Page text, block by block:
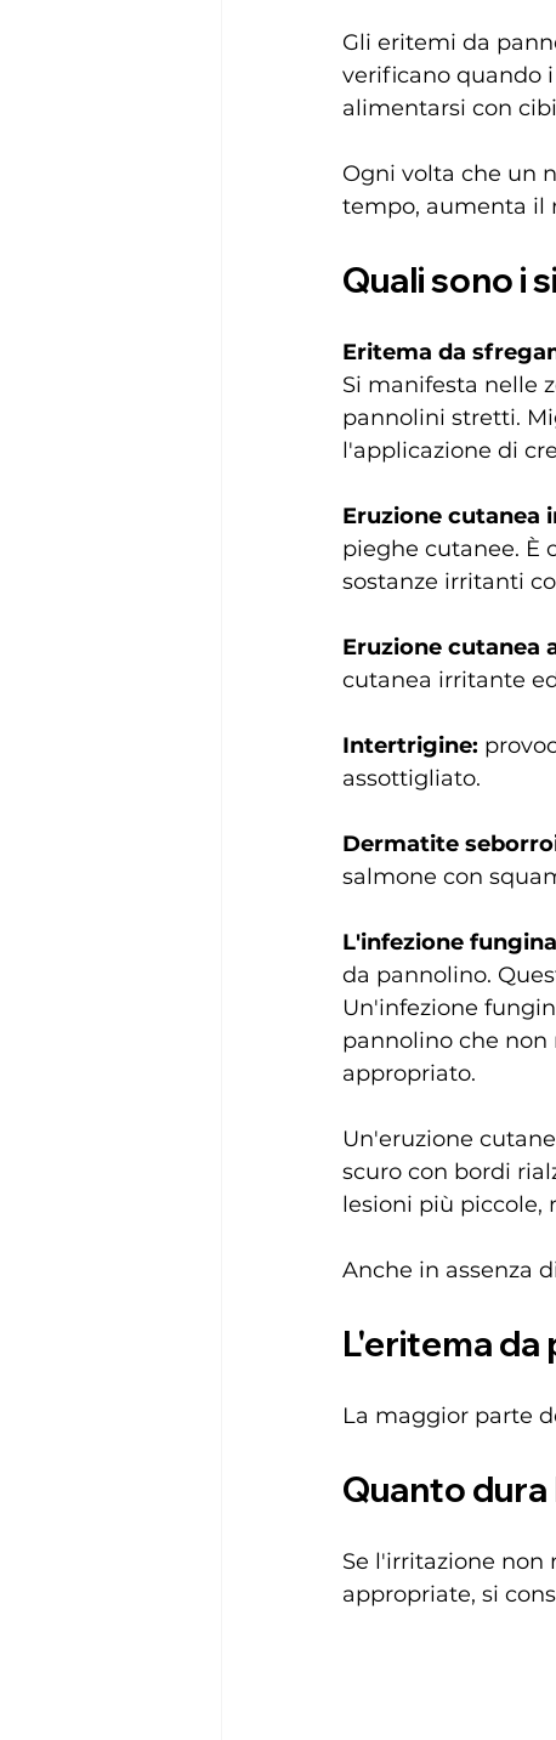
Gli eritemi da
verificano quando
alimentarsi con
Ogni volta che un
tempo, aumenta il
Quali sono i
Eritema da
Si manifesta nelle
pannolini stretti.
l'applicazione di
Eruzione cutanea
pieghe cutanee. È
sostanze irritanti
Eruzione cutanea
cutanea irritante
Intertrigine:
assottigliato.
Dermatite
salmone con
L'infezione fungina
da pannolino.
Un'infezione
pannolino che
appropriato.
Un'eruzione
scuro con bordi
lesioni più piccole,
Anche in assenza
L'eritema da
La maggior parte
Quanto
Se l'irritazione non
appropriate, si